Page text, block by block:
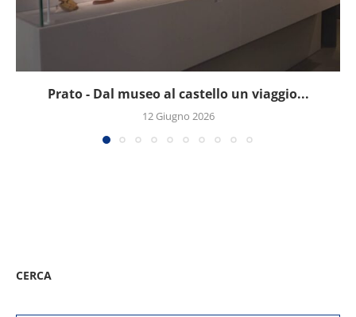
Prato - Dal museo al castello un viaggio...
12 Giugno 2026
CERCA